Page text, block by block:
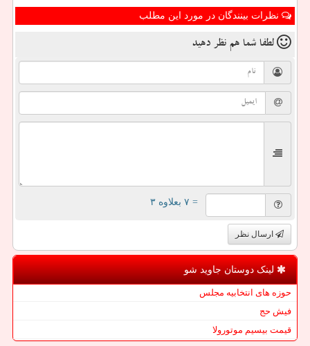
نظرات بینندگان در مورد این مطلب
لطفا شما هم نظر دهید
= ۷ بعلاوه ۳
ارسال نظر
لینک دوستان جاوید شو
حوزه های انتخابیه مجلس
فیش حج
قیمت بیسیم موتورولا